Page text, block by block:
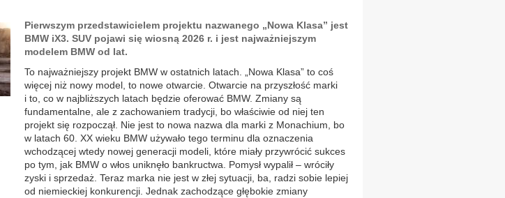
Pierwszym przedstawicielem projektu nazwanego „Nowa Klasa” jest
BMW iX3. SUV pojawi się wiosną 2026 r. i jest najważniejszym
modelem BMW od lat.
To najważniejszy projekt BMW w ostatnich latach. „Nowa Klasa” to coś
więcej niż nowy model, to nowe otwarcie. Otwarcie na przyszłość marki
i to, co w najbliższych latach będzie oferować BMW. Zmiany są
fundamentalne, ale z zachowaniem tradycji, bo właściwie od niej ten
projekt się rozpoczął. Nie jest to nowa nazwa dla marki z Monachium, bo
w latach 60. XX wieku BMW używało tego terminu dla oznaczenia
wchodzącej wtedy nowej generacji modeli, które miały przywrócić sukces
po tym, jak BMW o włos uniknęło bankructwa. Pomysł wypalił – wróciły
zyski i sprzedaż. Teraz marka nie jest w złej sytuacji, ba, radzi sobie lepiej
od niemieckiej konkurencji. Jednak zachodzące głębokie zmiany